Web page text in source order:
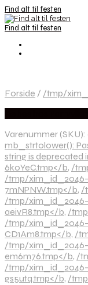
Find alt til festen
Find alt til festen
Forside / /tmp/
Varenummer (SKU):
mb_strtolower():
string is deprecated
6k0YeC.tmp</b, /
/tmp/xim_id_2046-
7mNPNW.tmp</b, /
/tmp/xim_id_2046-
aeivR8.tmp</b, /
/tmp/
CD1Am8.tmp</b, /
/tmp/xim_id_2046-
em6m76.tmp</b, /
/tmp/
gs5utq.tmp</b, /